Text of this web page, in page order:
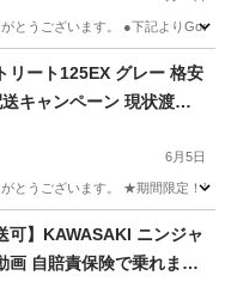
とうございます。 ●下記より
リート125EX グレー 格安
キャンペーン 現状渡し
6月5日
とうございます。 ★期間限定！
可】KAWASAKI ニンジャ
画 自賠責保険で乗れます
状渡し諸経費￥0- 横浜 P